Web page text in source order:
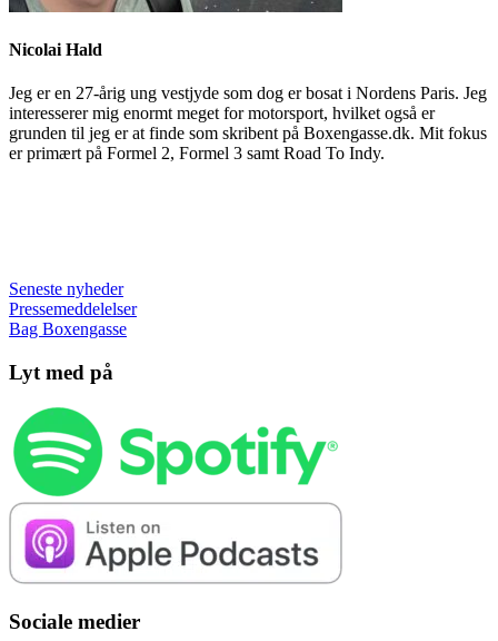
Nicolai Hald
Jeg er en 27-årig ung vestjyde som dog er bosat i Nordens Paris. Jeg
interesserer mig enormt meget for motorsport, hvilket også er
grunden til jeg er at finde som skribent på Boxengasse.dk. Mit fokus
er primært på Formel 2, Formel 3 samt Road To Indy.
Seneste nyheder
Pressemeddelelser
Bag Boxengasse
Lyt med på
Sociale medier